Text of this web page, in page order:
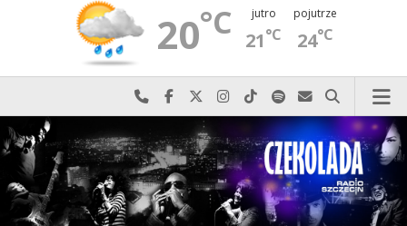
20°C jutro
21°C
pojutrze
24°C
Najlepiej po prostu do nas zadzwoń
Odwiedź nas na Facebook-u
Odwiedź nas na X
Odwiedź nas na Instagram-ie
Odwiedź nas na TikTok-u
Szukaj nas na Spotify
Wyślij do nas
Szukaj